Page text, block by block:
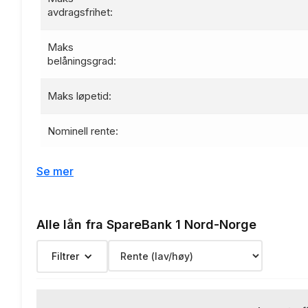
avdragsfrihet:
Maks
belåningsgrad:
Maks løpetid:
Nominell rente:
Depotgebyr:
Se mer
Alle lån fra SpareBank 1 Nord-Norge
Filtrer